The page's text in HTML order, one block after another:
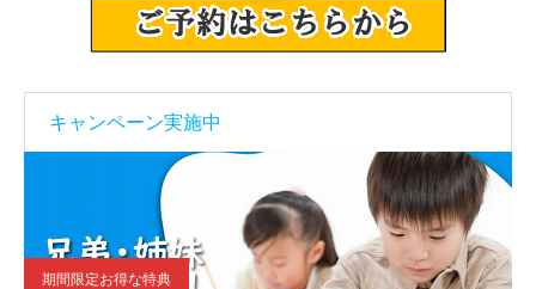
キャンペーン実施中
期間限定お得な特典